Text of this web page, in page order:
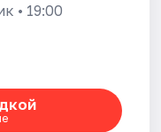
• 19:00